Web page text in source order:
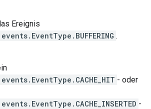
Ereignis
.
- oder
-